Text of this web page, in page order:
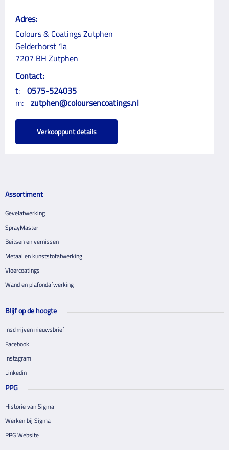
Adres:
Colours & Coatings Zutphen
Gelderhorst 1a
7207 BH Zutphen
Contact:
t: 0575-524035
m: zutphen@coloursencoatings.nl
Verkooppunt details
Assortiment
Gevelafwerking
SprayMaster
Beitsen en vernissen
Metaal en kunststofafwerking
Vloercoatings
Wand en plafondafwerking
Blijf op de hoogte
Inschrijven nieuwsbrief
Facebook
Instagram
Linkedin
PPG
Historie van Sigma
Werken bij Sigma
PPG Website